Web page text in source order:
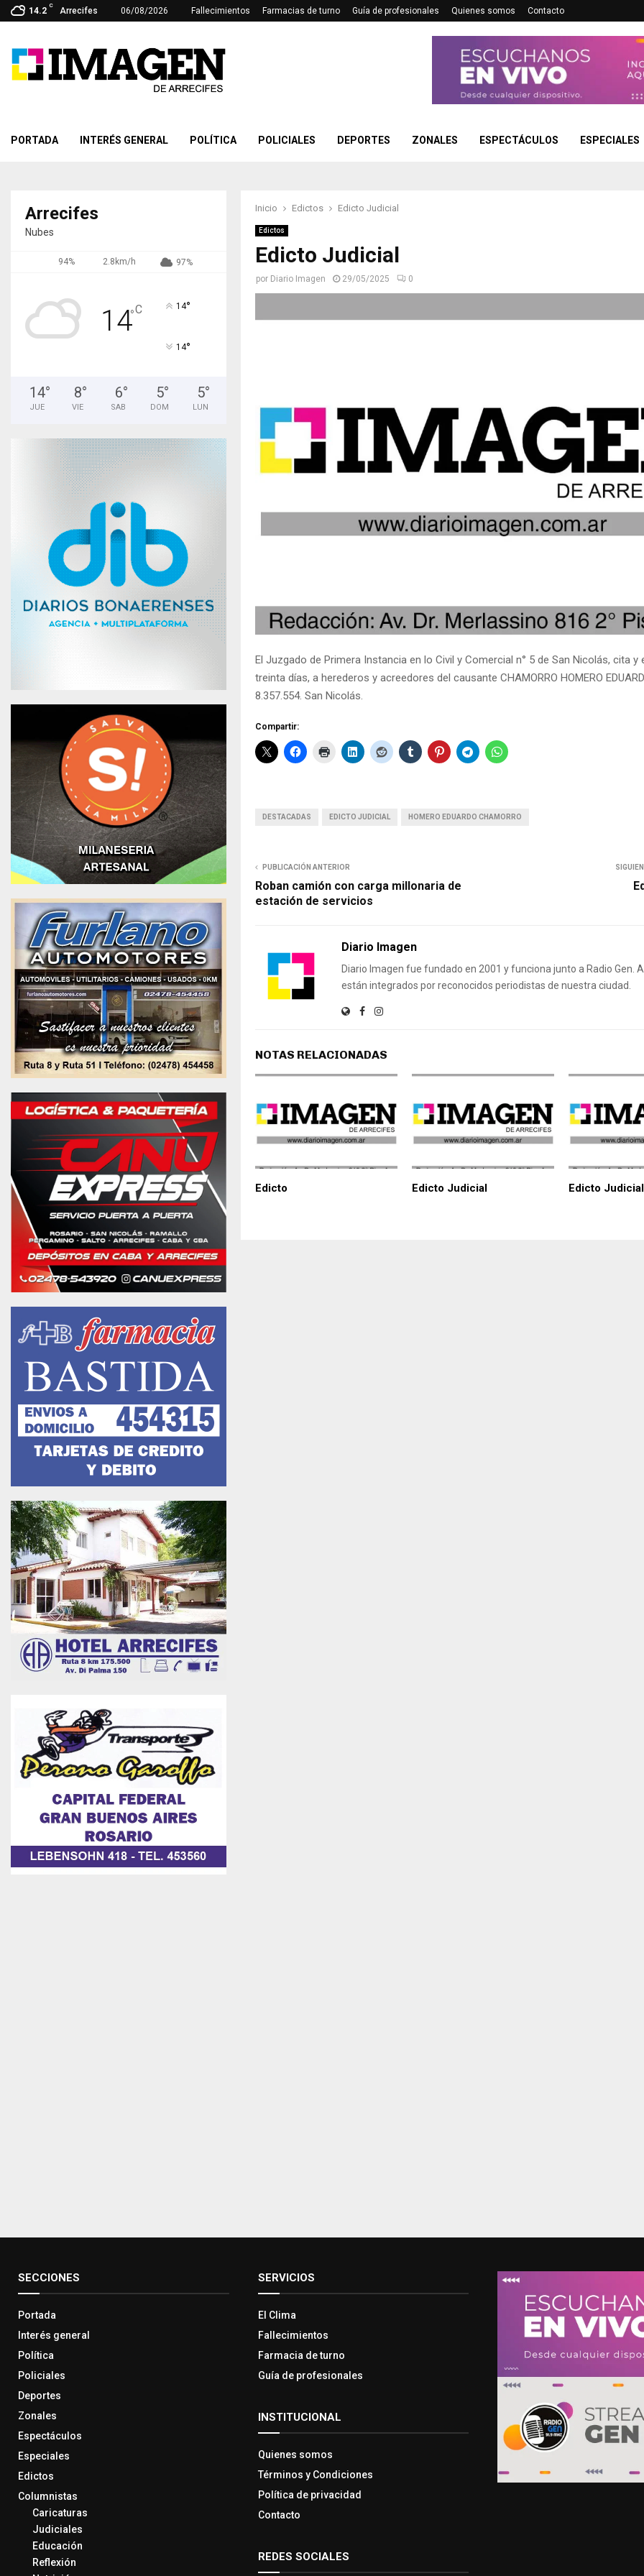
14.2
C
Arrecifes 06/08/2026 Fallecimientos Farmacias de turno Guía de profesionales Quienes somos Contacto
PORTADA INTERÉS GENERAL POLÍTICA POLICIALES DEPORTES ZONALES ESPECTÁCULOS ESPECIALES
Inicio Edictos Edicto Judicial
Edictos
Edicto Judicial
por Diario Imagen 29/05/2025 0
El Juzgado de Primera Instancia en lo Civil y Comercial n° 5 de San Nicolás, cita y
treinta días, a herederos y acreedores del causante CHAMORRO HOMERO
8.357.554. San Nicolás.
Compartir:
DESTACADAS EDICTO JUDICIAL HOMERO EDUARDO CHAMORRO
PUBLICACIÓN ANTERIOR
Roban camión con carga millonaria de
estación de servicios
Diario Imagen
Diario Imagen fue fundado en 2001 y funciona junto a Radio Gen.
están integrados por reconocidos periodistas de nuestra ciudad.
NOTAS RELACIONADAS
Edicto Edicto Judicial Edicto Judicial
Arrecifes
Nubes
94% 2.8km/h 97%
14°C 14°
14°
14°
JUE
8°
VIE
6°
SAB
5°
DOM
5°
LUN
SECCIONES
Portada
Interés general
Política
Policiales
Deportes
Zonales
Espectáculos
Especiales
Edictos
Columnistas
Caricaturas
Judiciales
Educación
Reflexión
SERVICIOS
El Clima
Fallecimientos
Farmacia de turno
Guía de profesionales
INSTITUCIONAL
Quienes somos
Términos y Condiciones
Política de privacidad
Contacto
REDES SOCIALES